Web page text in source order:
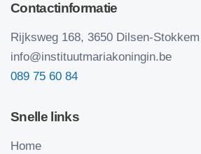
Contactinformatie
Rijksweg 168, 3650 Dilsen-Stokkem
info@instituutmariakoningin.be
089 75 60 84
Snelle links
Home